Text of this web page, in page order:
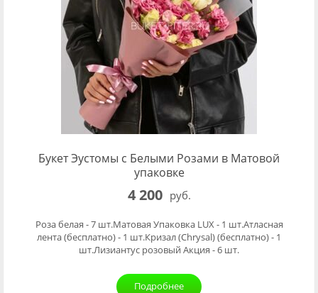
Букет Эустомы с Белыми Розами в Матовой
упаковке
4 200 руб.
Роза белая - 7 шт.Матовая Упаковка LUX - 1 шт.Атласная
лента (бесплатно) - 1 шт.Кризал (Chrysal) (бесплатно) - 1
шт.Лизиантус розовый Акция - 6 шт.
Подробнее